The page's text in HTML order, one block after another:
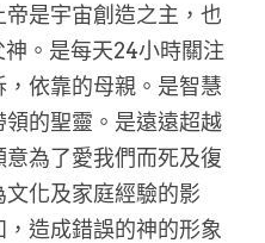
是宇宙創造之主，也
。是每天24小時關注
依靠的母親。是智慧
的聖靈。是遠遠超越
為了愛我們而死及復
化及家庭經驗的影
造成錯誤的神的形象